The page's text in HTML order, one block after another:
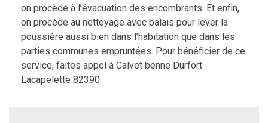
on procède à l’évacuation des encombrants. Et enfin,
on procède au nettoyage avec balais pour lever la
poussière aussi bien dans l’habitation que dans les
parties communes empruntées. Pour bénéficier de ce
service, faites appel à Calvet benne Durfort
Lacapelette 82390.